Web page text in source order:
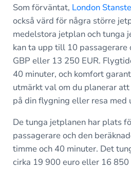
Som förväntat, London
också värd för några större
medelstora jetplan och tunga
kan ta upp till 10 passagerare
GBP eller 13 250 EUR.
40 minuter, och komfort
utmärkt val om du planerar
på din flygning eller resa med
De tunga jetplanen har plats
passagerare och den
timme och 40 minuter. Det
cirka 19 900 euro eller 16